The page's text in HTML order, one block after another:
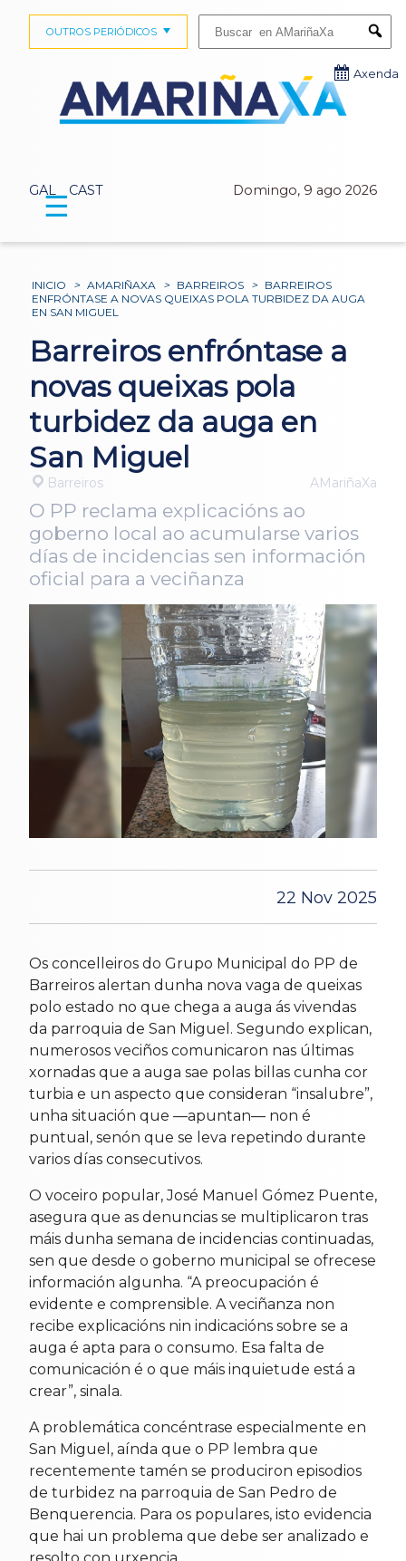
GAL CAST Domingo, 9 ago 2026
OUTROS PERIÓDICOS
Axenda
☰
INICIO > AMARIÑAXA > BARREIROS > BARREIROS
ENFRÓNTASE A NOVAS QUEIXAS POLA TURBIDEZ DA AUGA
EN SAN MIGUEL
Barreiros enfróntase a
novas queixas pola
turbidez da auga en
San Miguel
Barreiros AMariñaXa
O PP reclama explicacións ao
goberno local ao acumularse varios
días de incidencias sen información
oficial para a veciñanza
22 Nov 2025
Os concelleiros do Grupo Municipal do PP de
Barreiros alertan dunha nova vaga de queixas
polo estado no que chega a auga ás vivendas
da parroquia de San Miguel. Segundo explican,
numerosos veciños comunicaron nas últimas
xornadas que a auga sae polas billas cunha cor
turbia e un aspecto que consideran “insalubre”,
unha situación que —apuntan— non é
puntual, senón que se leva repetindo durante
varios días consecutivos.
O voceiro popular, José Manuel Gómez Puente,
asegura que as denuncias se multiplicaron tras
máis dunha semana de incidencias continuadas,
sen que desde o goberno municipal se ofrecese
información algunha. “A preocupación é
evidente e comprensible. A veciñanza non
recibe explicacións nin indicacións sobre se a
auga é apta para o consumo. Esa falta de
comunicación é o que máis inquietude está a
crear”, sinala.
A problemática concéntrase especialmente en
San Miguel, aínda que o PP lembra que
recentemente tamén se produciron episodios
de turbidez na parroquia de San Pedro de
Benquerencia. Para os populares, isto evidencia
que hai un problema que debe ser analizado e
resolto con urxencia.